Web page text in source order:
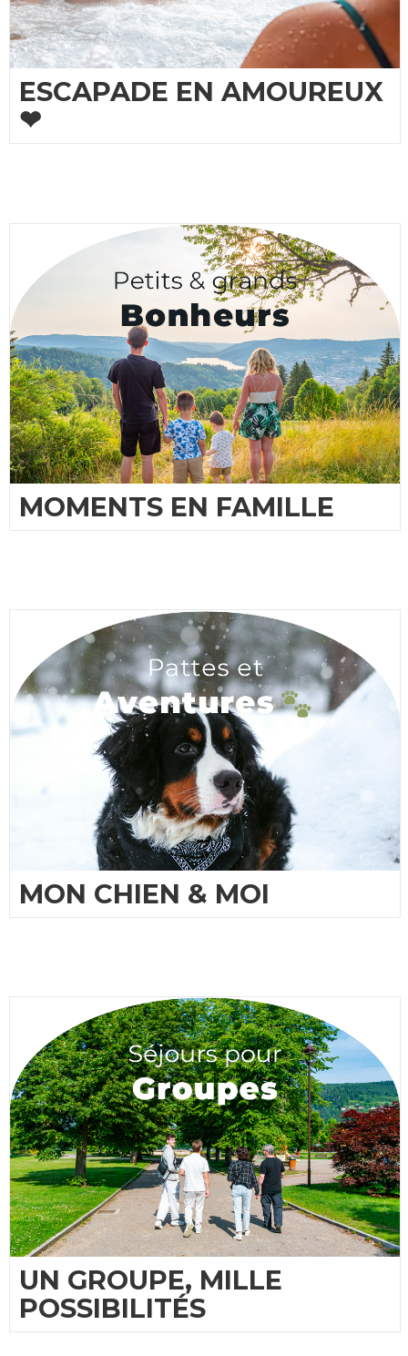
ESCAPADE EN AMOUREUX
❤
MOMENTS EN FAMILLE
MON CHIEN & MOI
UN GROUPE, MILLE
POSSIBILITÉS